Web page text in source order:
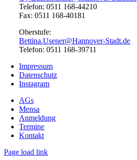
Telefon: 0511 168-44210
Fax: 0511 168-40181
Oberstufe:
Bettina.Usener@Hannover-Stadt.de
Telefon: 0511 168-39711
Impressum
Datenschutz
Instagram
AGs
Mensa
Anmeldung
Termine
Kontakt
Page load link